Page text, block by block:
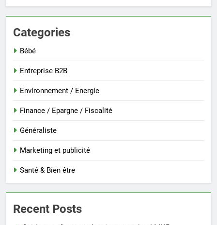
Categories
Bébé
Entreprise B2B
Environnement / Energie
Finance / Epargne / Fiscalité
Généraliste
Marketing et publicité
Santé & Bien être
Recent Posts